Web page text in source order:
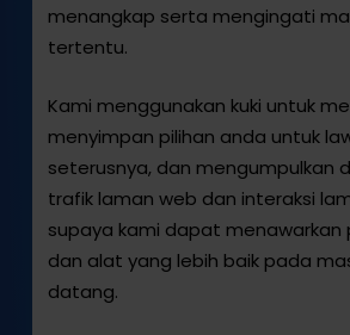
menangkap serta mengingati
tertentu.
Kami menggunakan kuki untuk
menyimpan pilihan anda untuk
seterusnya, dan mengumpulkan
trafik laman web dan interaksi
supaya kami dapat menawarkan
dan alat yang lebih baik pada
datang.